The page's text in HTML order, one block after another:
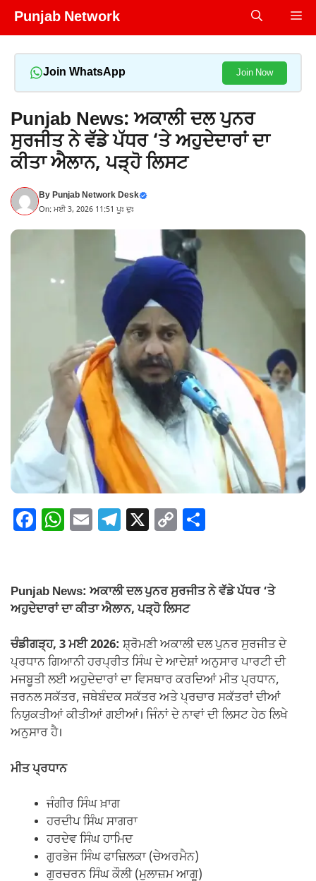
Skip
Punjab Network
Join WhatsApp Join Now
Punjab News: ਅਕਾਲੀ ਦਲ ਪੁਨਰ
ਸੁਰਜੀਤ ਨੇ ਵੱਡੇ ਪੱਧਰ ‘ਤੇ ਅਹੁਦੇਦਾਰਾਂ ਦਾ
ਕੀਤਾ ਐਲਾਨ, ਪੜ੍ਹੋ ਲਿਸਟ
ByPunjab Network Desk
On: ਮਈ 3, 2026 11:51 ਪੂਃ ਦੁਃ
F
e
b
o
o
k
W
s
A
p
p
E T
gr
a
m
X C
y
Li
n
k
e
Punjab News: ਅਕਾਲੀ ਦਲ ਪੁਨਰ ਸੁਰਜੀਤ ਨੇ ਵੱਡੇ ਪੱਧਰ ‘ਤੇ
ਅਹੁਦੇਦਾਰਾਂ ਦਾ ਕੀਤਾ ਐਲਾਨ, ਪੜ੍ਹੋ ਲਿਸਟ
ਚੰਡੀਗੜ੍ਹ, 3 ਮਈ 2026: ਸ਼੍ਰੋਮਣੀ ਅਕਾਲੀ ਦਲ ਪੁਨਰ ਸੁਰਜੀਤ ਦੇ
ਪ੍ਰਧਾਨ ਗਿਆਨੀ ਹਰਪ੍ਰੀਤ ਸਿੰਘ ਦੇ ਆਦੇਸ਼ਾਂ ਅਨੁਸਾਰ ਪਾਰਟੀ ਦੀ
ਮਜਬੂਤੀ ਲਈ ਅਹੁਦੇਦਾਰਾਂ ਦਾ ਵਿਸਥਾਰ ਕਰਦਿਆਂ ਮੀਤ ਪ੍ਰਧਾਨ,
ਜਰਨਲ ਸਕੱਤਰ, ਜਥੇਬੰਦਕ ਸਕੱਤਰ ਅਤੇ ਪ੍ਰਚਾਰ ਸਕੱਤਰਾਂ ਦੀਆਂ
ਨਿਯੁਕਤੀਆਂ ਕੀਤੀਆਂ ਗਈਆਂ। ਜਿੰਨਾਂ ਦੇ ਨਾਵਾਂ ਦੀ ਲਿਸਟ ਹੇਠ ਲਿਖੇ
ਅਨੁਸਾਰ ਹੈ।
ਮੀਤਪ੍ਰਧਾਨ
ਜੰਗੀਰ ਸਿੰਘ ਖ਼ਾਗ
ਹਰਦੀਪ ਸਿੰਘ ਸਾਗਰਾ
ਹਰਦੇਵ ਸਿੰਘ ਹਾਮਿਦ
ਗੁਰਭੇਜ ਸਿੰਘ ਫਾਜ਼ਿਲਕਾ (ਚੇਅਰਮੈਨ)
ਗੁਰਚਰਨ ਸਿੰਘ ਕੌਲੀ (ਮੁਲਾਜ਼ਮ ਆਗੂ)